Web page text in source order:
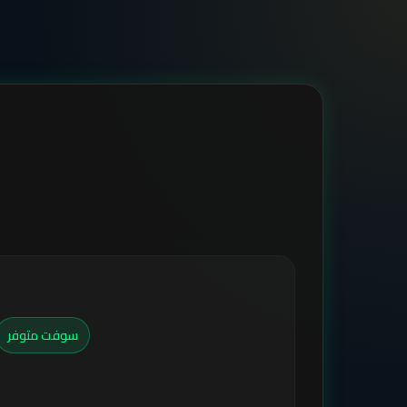
سوفت متوفر